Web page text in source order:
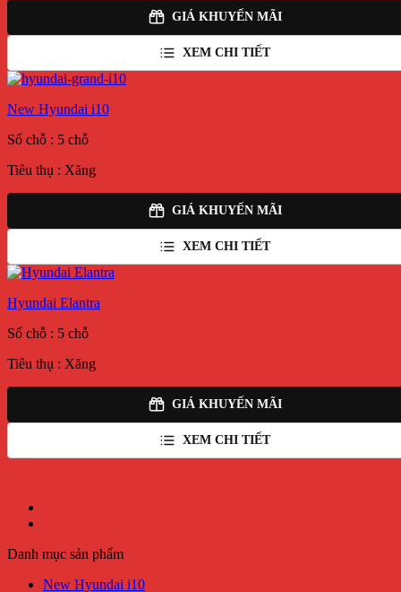
GIÁ KHUYẾN MÃI
XEM CHI TIẾT
New Hyundai i10
Số chỗ : 5 chỗ
Tiêu thụ : Xăng
GIÁ KHUYẾN MÃI
XEM CHI TIẾT
Hyundai Elantra
Số chỗ : 5 chỗ
Tiêu thụ : Xăng
GIÁ KHUYẾN MÃI
XEM CHI TIẾT
Danh mục sản phẩm
New Hyundai i10